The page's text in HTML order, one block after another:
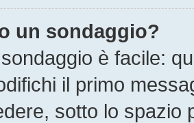
un sondaggio?
è facile:
il primo
sotto lo spazio